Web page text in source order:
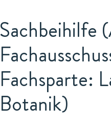
Sachbeihilfe
Fachsparte:
Botanik)